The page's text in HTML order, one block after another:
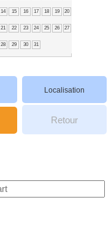
14 15 16 17 18 19 20
21 22 23 24 25 26 27
28 29 30 31
Localisation
Retour